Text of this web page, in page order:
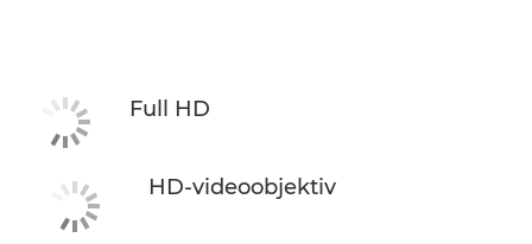
Full HD
HD-videoobjektiv